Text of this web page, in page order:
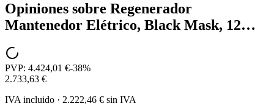
Opiniones sobre Regenerador
Mantenedor Elétrico, Black Mask, 12…
PVP: 4.424,01 €-38%
2.733,63 €
IVA incluido · 2.222,46 € sin IVA